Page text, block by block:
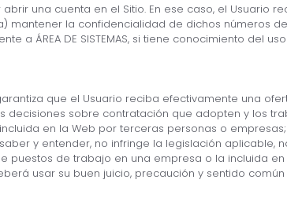
una cuenta en el Sitio. En ese caso, el Usuario
mantener la confidencialidad de dichos números
a ÁREA DE SISTEMAS, si tiene conocimiento del
garantiza que el Usuario reciba efectivamente una
sobre contratación que adopten y los
en la Web por terceras personas o empresas;
y entender, no infringe la legislación
puestos de trabajo en una empresa o la incluida
usar su buen juicio, precaución y sentido